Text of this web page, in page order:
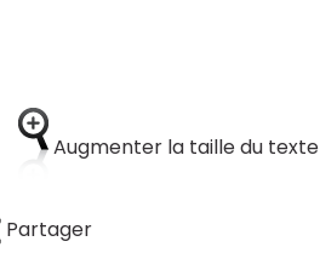
Augmenter la taille du texte
Partager